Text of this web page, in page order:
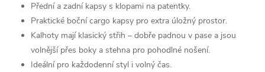
Přední a zadní kapsy s klopami na patentky.
Praktické boční cargo kapsy pro extra úložný prostor.
Kalhoty mají klasický střih – dobře padnou v pase a jsou
volnější přes boky a stehna pro pohodlné nošení.
Ideální pro každodenní styl i volný čas.